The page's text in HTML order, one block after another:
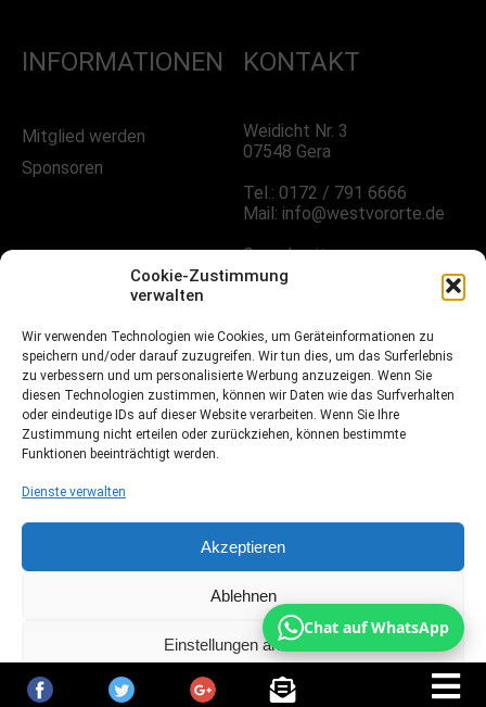
Cookie-Zustimmung
verwalten
Wir verwenden Technologien wie Cookies, um Geräteinformationen zu
speichern und/oder darauf zuzugreifen. Wir tun dies, um das Surferlebnis
zu verbessern und um personalisierte Werbung anzuzeigen. Wenn Sie
diesen Technologien zustimmen, können wir Daten wie das Surfverhalten
oder eindeutige IDs auf dieser Website verarbeiten. Wenn Sie Ihre
Zustimmung nicht erteilen oder zurückziehen, können bestimmte
Funktionen beeinträchtigt werden.
Dienste verwalten
Akzeptieren
Ablehnen
Einstellungen ansehen
Cookie-Richtlinie Datenschutz
INFORMATIONEN
Mitglied werden
Sponsoren
KONTAKT
Weidicht Nr. 3
07548 Gera
Tel.: 0172 / 791 6666
Mail: info@westvororte.de
Sprechzeiten:
Nach Vereinbarung
FOLGE UNS!
Facebook
Instagramm
Fussball.de
Webdesign, Programmierung & Marketing von Ihrer
Werbeagentur DietzChat auf WhatsApp